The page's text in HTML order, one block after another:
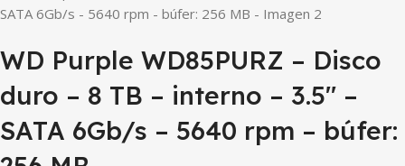
WD Purple WD85PURZ – Disco
duro – 8 TB – interno – 3.5″ –
SATA 6Gb/s – 5640 rpm – búfer: